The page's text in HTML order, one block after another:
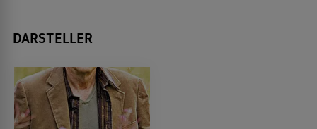
DARSTELLER